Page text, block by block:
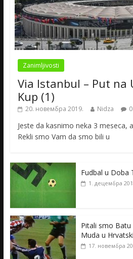
Zanimljivosti
Via Istanbul – Put na
Kup (1)
20. новембра 2019. Nidza 0
Jeste da kasnimo neka 3 meseca,
Rekli smo Vam da smo bili u
Fudbal u Doba
1. децембра
Pitali smo
Muda u
17. новембра